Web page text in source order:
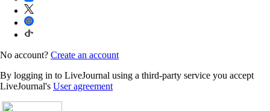
No account? Create an account
By logging in to LiveJournal using a third-party service you accept
LiveJournal's User agreement